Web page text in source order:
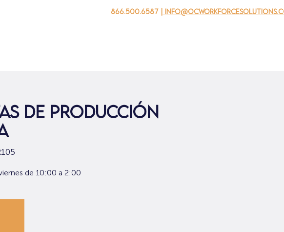
866.500.6587 |
de producción
de 10:00 a 2:00